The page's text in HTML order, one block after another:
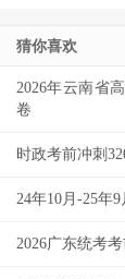
猜你喜欢
2026年云南省
卷
时政考前冲刺
24年10月-25年
2026广东统考